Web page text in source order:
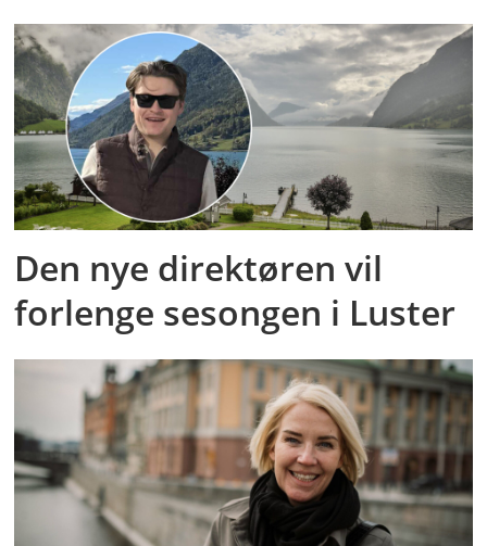
Den nye direktøren vil
forlenge sesongen i Luster